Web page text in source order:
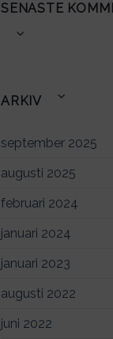
SENASTE
ARKIV
september 2025
augusti 2025
februari 2024
januari 2024
januari 2023
augusti 2022
juni 2022